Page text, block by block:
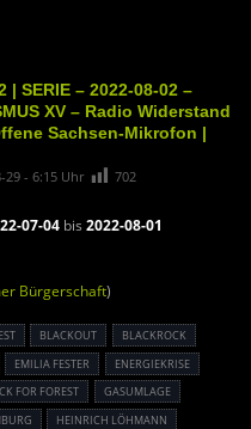
| SERIE – 2022-08-02 –
XV – Radio Widerstand
Sachsen-Mikrofon |
29 - 6:15 Uhr 702
07-04 bis 2022-08-01
Bürgerschaft)
BLACKOUT
BLACKROCK
EMILIA FESTER
ENERGIEKRISE
FOR FOREST
GASUMLAGE
HEINRICH LÖHMANN